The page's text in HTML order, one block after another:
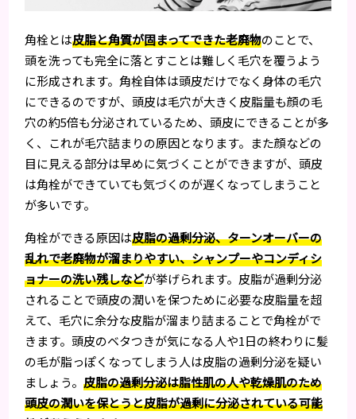
角栓とは皮脂と角質が固まってできた老廃物のことで、
頭を洗っても完全に落とすことは難しく毛穴を覆うよう
に形成されます。角栓自体は頭皮だけでなく身体の毛穴
にできるのですが、頭皮は毛穴が大きく皮脂量も顔の毛
穴の約5倍も分泌されているため、頭皮にできることが多
く、これが毛穴詰まりの原因となります。また顔などの
目に見える部分は早めに気づくことができますが、頭皮
は角栓ができていても気づくのが遅くなってしまうこと
が多いです。
角栓ができる原因は皮脂の過剰分泌、ターンオーバーの
乱れで老廃物が溜まりやすい、シャンプーやコンディシ
ョナーの洗い残しなどが挙げられます。皮脂が過剰分泌
されることで頭皮の潤いを保つために必要な皮脂量を超
えて、毛穴に余分な皮脂が溜まり詰まることで角栓がで
きます。頭皮のベタつきが気になる人や1日の終わりに髪
の毛が脂っぽくなってしまう人は皮脂の過剰分泌を疑い
ましょう。皮脂の過剰分泌は脂性肌の人や乾燥肌のため
頭皮の潤いを保とうと皮脂が過剰に分泌されている可能